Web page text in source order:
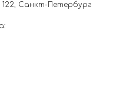
Санкт-Петербург